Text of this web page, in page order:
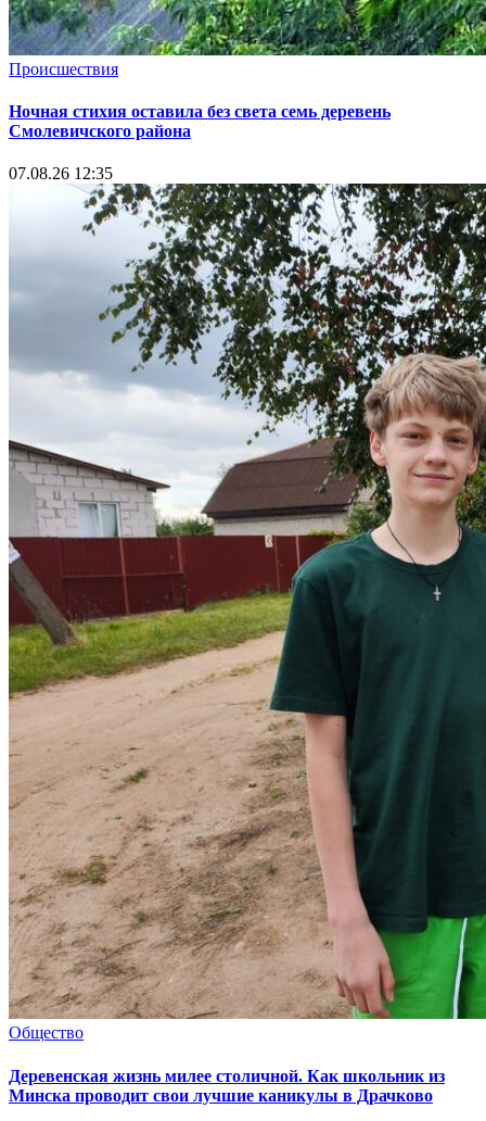
Происшествия
Ночная стихия оставила без света семь деревень
Смолевичского района
07.08.26 12:35
Общество
Деревенская жизнь милее столичной. Как школьник из
Минска проводит свои лучшие каникулы в Драчково